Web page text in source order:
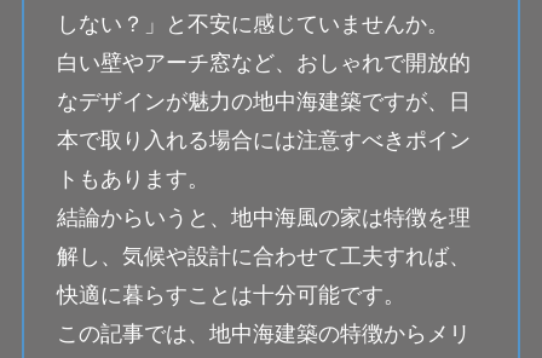
しない？」と不安に感じていませんか。
白い壁やアーチ窓など、おしゃれで開放的
なデザインが魅力の地中海建築ですが、日
本で取り入れる場合には注意すべきポイン
トもあります。
結論からいうと、地中海風の家は特徴を理
解し、気候や設計に合わせて工夫すれば、
快適に暮らすことは十分可能です。
この記事では、地中海建築の特徴からメリ